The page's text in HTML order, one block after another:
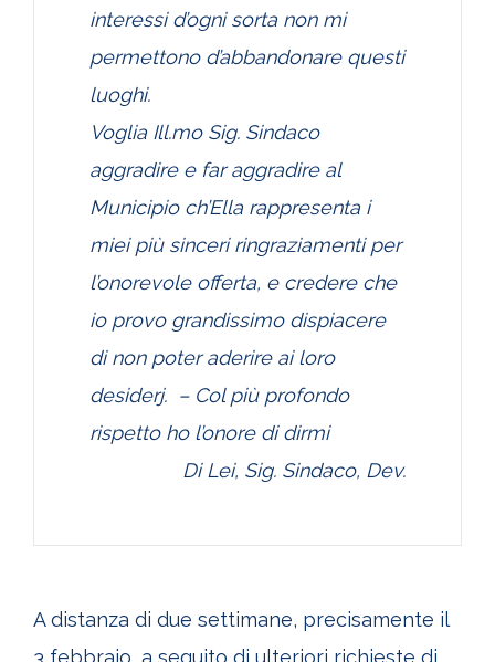
interessi d’ogni sorta non mi
permettono d’abbandonare questi
luoghi.
Voglia Ill.mo Sig. Sindaco
aggradire e far aggradire al
Municipio ch’Ella rappresenta i
miei più sinceri ringraziamenti per
l’onorevole offerta, e credere che
io provo grandissimo dispiacere
di non poter aderire ai loro
desiderj. – Col più profondo
rispetto ho l’onore di dirmi
Di Lei, Sig. Sindaco, Dev.
A distanza di due settimane, precisamente il
3 febbraio, a seguito di ulteriori richieste di